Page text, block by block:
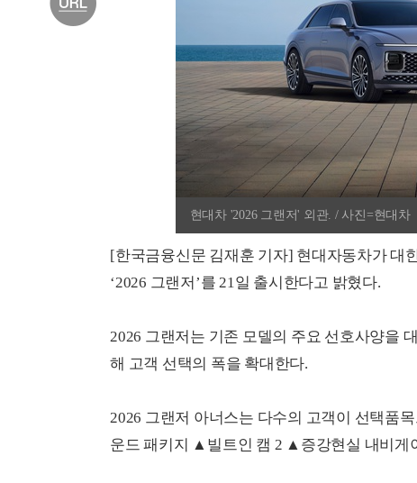
현대차 '2026 그랜저' 외관. / 사진=현대차
[한국금융신문 김재훈 기자] 현대자동차가 대
‘2026 그랜저’를 21일 출시한다고 밝혔다.
2026 그랜저는 기존 모델의 주요 선호사양을
해 고객 선택의 폭을 확대한다.
2026 그랜저 아너스는 다수의 고객이 선택품
운드 패키지 ▲빌트인 캠 2 ▲증강현실 내비게